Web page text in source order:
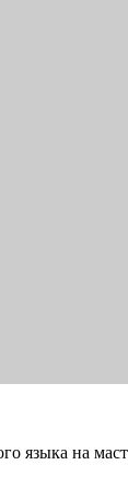
языка на